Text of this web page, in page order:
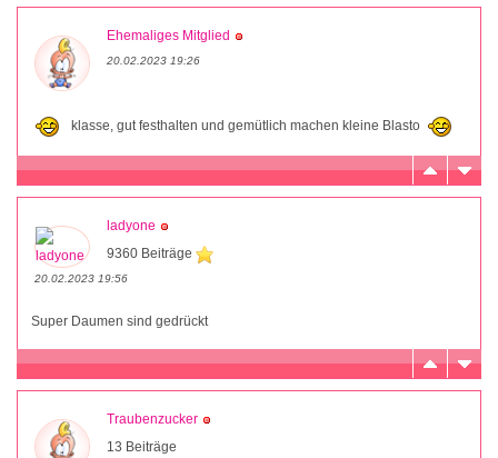
Ehemaliges Mitglied
20.02.2023 19:26
klasse, gut festhalten und gemütlich machen kleine Blasto
ladyone
9360 Beiträge
20.02.2023 19:56
Super Daumen sind gedrückt
Traubenzucker
13 Beiträge